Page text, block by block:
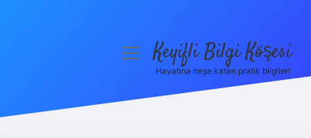
menüyüKeyifli Bilgi Köşesi
Hayatına neşe katan pratik bilgiler!